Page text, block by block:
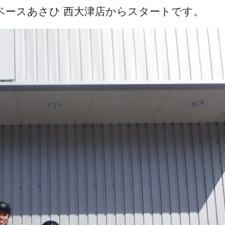
スあさひ 西大津店からスタートです。